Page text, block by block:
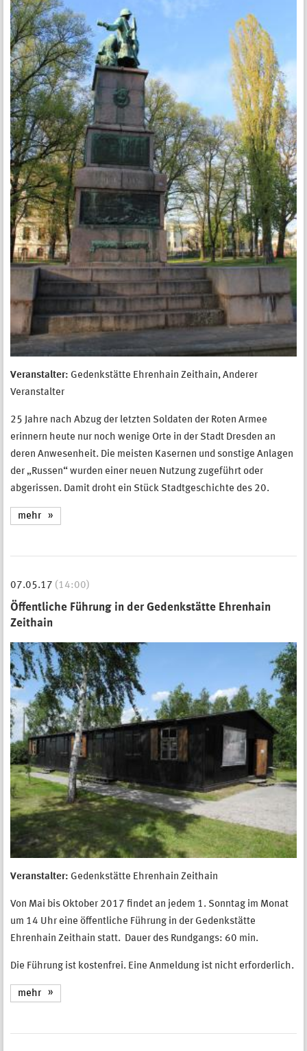
Veranstalter: Gedenkstätte Ehrenhain Zeithain, Anderer
Veranstalter
25 Jahre nach Abzug der letzten Soldaten der Roten Armee
erinnern heute nur noch wenige Orte in der Stadt Dresden an
deren Anwesenheit. Die meisten Kasernen und sonstige Anlagen
der „Russen“ wurden einer neuen Nutzung zugeführt oder
abgerissen. Damit droht ein Stück Stadtgeschichte des 20.
mehr
07.05.17 (14:00)
Öffentliche Führung in der Gedenkstätte Ehrenhain
Zeithain
Veranstalter: Gedenkstätte Ehrenhain Zeithain
Von Mai bis Oktober 2017 findet an jedem 1. Sonntag im Monat
um 14 Uhr eine öffentliche Führung in der Gedenkstätte
Ehrenhain Zeithain statt. Dauer des Rundgangs: 60 min.
Die Führung ist kostenfrei. Eine Anmeldung ist nicht erforderlich.
mehr